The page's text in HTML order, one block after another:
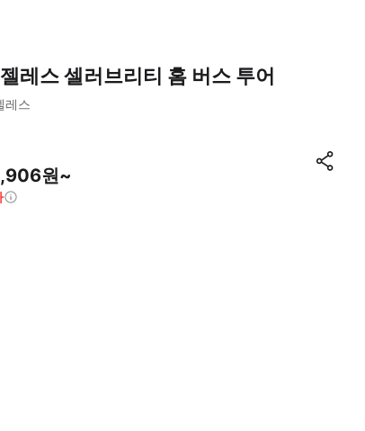
레스 셀러브리티 홈 버스 투어
레스
원~